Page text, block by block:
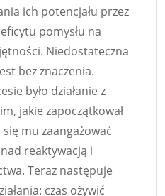
ich potencjału przez
pomysłu na
Niedostateczna
bez znaczenia.
było działanie z
jakie zapoczątkował
się mu zaangażować
reaktywacją i
Teraz następuje
czas ożywić